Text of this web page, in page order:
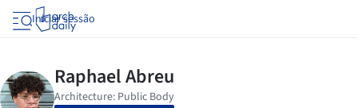
Iniciar sessão